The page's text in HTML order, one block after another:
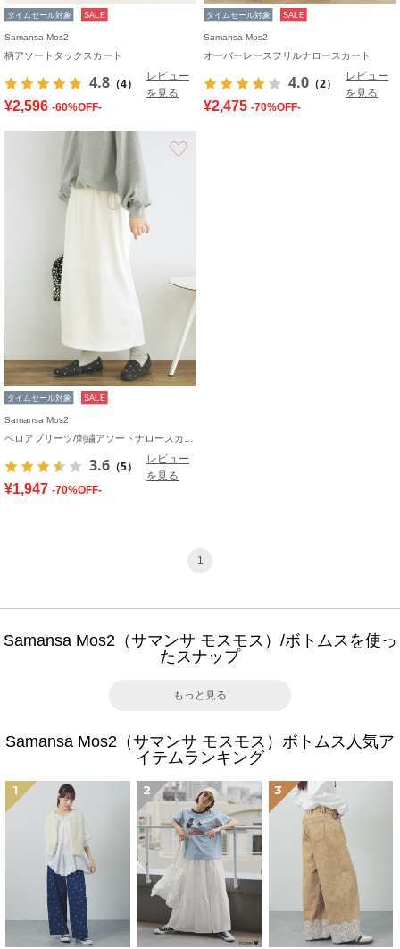
タイムセール対象 SALE
Samansa Mos2
柄アソートタックスカート
4.8 （4）
レビュー
を見る
¥2,596 -60%OFF-
タイムセール対象 SALE
Samansa Mos2
オーバーレースフリルナロースカート
4.0 （2）
レビュー
を見る
¥2,475 -70%OFF-
タイムセール対象 SALE
Samansa Mos2
3.6 （5）
レビュー
を見る
¥1,947 -70%OFF-
1
Samansa Mos2（サマンサ モスモス）/ボトムスを使っ
たスナップ
もっと見る
Samansa Mos2（サマンサ モスモス）ボトムス人気ア
イテムランキング
1 2 3